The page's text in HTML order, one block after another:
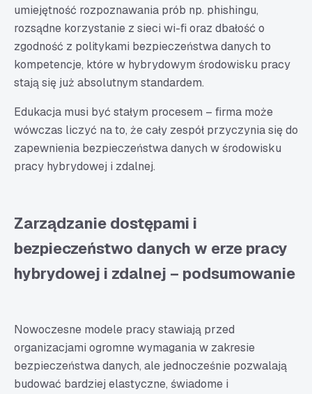
umiejętność rozpoznawania prób np. phishingu,
rozsądne korzystanie z sieci wi-fi oraz dbałość o
zgodność z politykami bezpieczeństwa danych to
kompetencje, które w hybrydowym środowisku pracy
stają się już absolutnym standardem.
Edukacja musi być stałym procesem – firma może
wówczas liczyć na to, że cały zespół przyczynia się do
zapewnienia bezpieczeństwa danych w środowisku
pracy hybrydowej i zdalnej.
Zarządzanie dostępami i
bezpieczeństwo danych w erze pracy
hybrydowej i zdalnej – podsumowanie
Nowoczesne modele pracy stawiają przed
organizacjami ogromne wymagania w zakresie
bezpieczeństwa danych, ale jednocześnie pozwalają
budować bardziej elastyczne, świadome i